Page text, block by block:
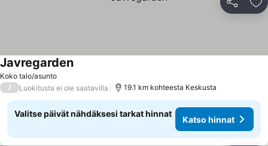
Jaa
Koko talo/asunto
JavregardenKatso hinnat
/ Luokitusta ei ole saatavilla 19.1 km kohteesta Keskusta
Valitse päivät nähdäksesi tarkat hinnat
Katso hinnat